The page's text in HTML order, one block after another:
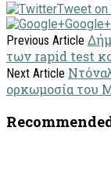
Tweet
Google+
Previous Article
των rapid test
Next Article
ορκωμοσία του